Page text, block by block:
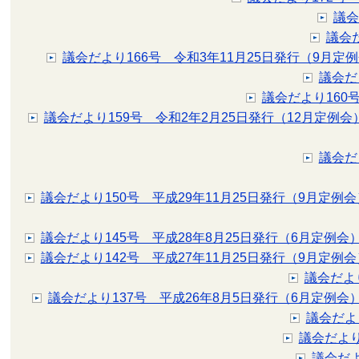
議
議会
議会だより166号 令和3年11月25日発行（9月定
議会
議会だより160
議会だより159号 令和2年2月25日発行（12月定例会
議会
議会だより150号 平成29年11月25日発行（9月定例会
議会だより145号 平成28年8月25日発行（6月定例会
議会だより142号 平成27年11月25日発行（9月定例会
議会だ
議会だより137号 平成26年8月5日発行（6月定例会
議会だ
議会だよ